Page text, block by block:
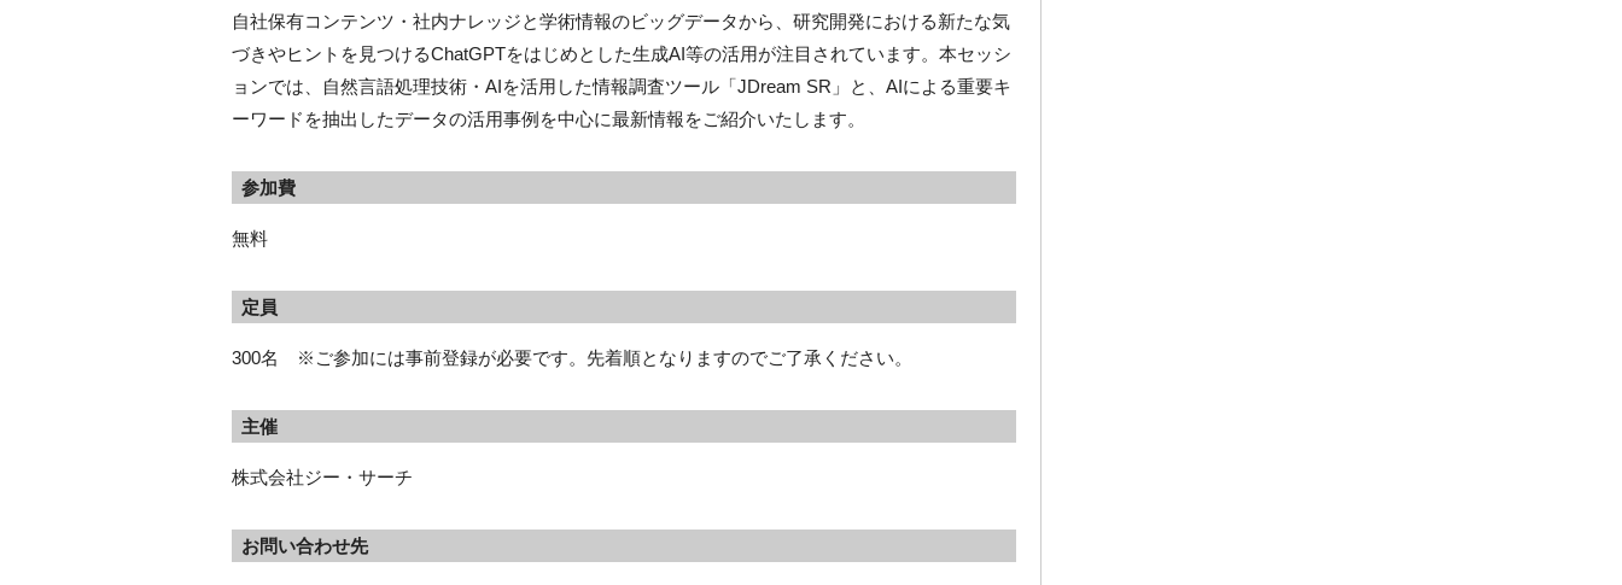
自社保有コンテンツ・社内ナレッジと学術情報のビッグデータから、研究開発における新たな気
づきやヒントを見つけるChatGPTをはじめとした生成AI等の活用が注目されています。本セッシ
ョンでは、自然言語処理技術・AIを活用した情報調査ツール「JDream SR」と、AIによる重要キ
ーワードを抽出したデータの活用事例を中心に最新情報をご紹介いたします。
参加費
無料
定員
300名 ※ご参加には事前登録が必要です。先着順となりますのでご了承ください。
主催
株式会社ジー・サーチ
お問い合わせ先